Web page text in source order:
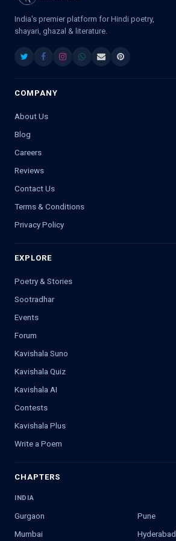
India's premier platform for Hindi poetry,
shayari, ghazal & literature.
COMPANY
About Us
Blog
Careers
Reviews
Contact Us
Terms & Conditions
Privacy Policy
EXPLORE
Poetry & Stories
Sootradhar
Events
Forum
Kavishala Suno
Kavishala Quiz
Kavishala AI
Contests
Kavishala Plus
Write a Poem
CHAPTERS
INDIA
Gurgaon
Pune
Mumbai
Hyderabad